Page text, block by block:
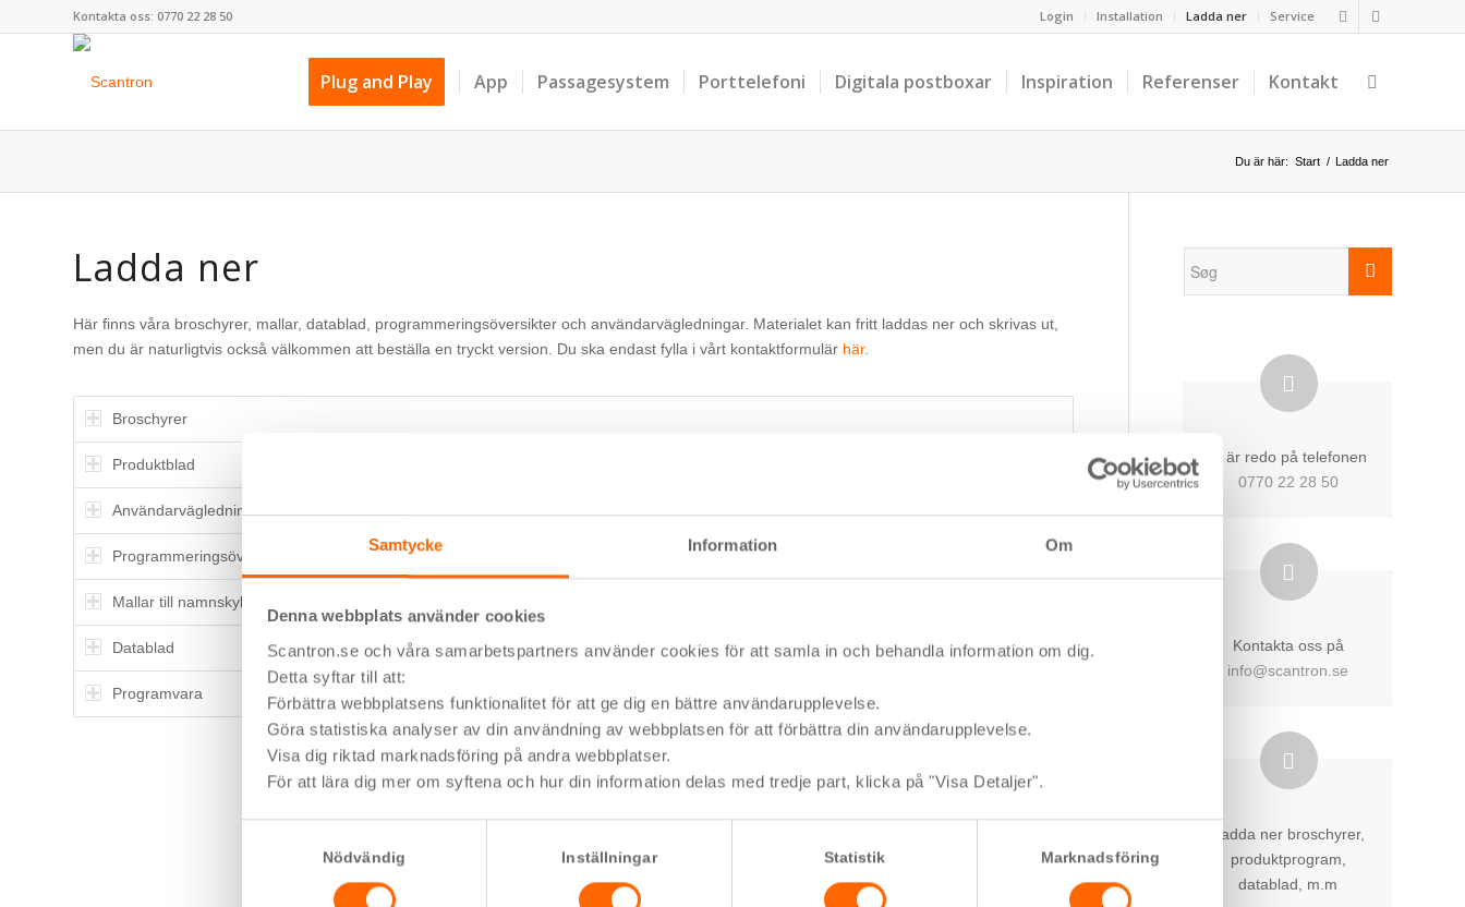
Samtycke Information Om
Denna webbplats använder cookies
Scantron.se och våra samarbetspartners använder cookies för att samla in och behandla information om dig.
Detta syftar till att:
Förbättra webbplatsens funktionalitet för att ge dig en bättre användarupplevelse.
Göra statistiska analyser av din användning av webbplatsen för att förbättra din användarupplevelse.
Visa dig riktad marknadsföring på andra webbplatser.
För att lära dig mer om syftena och hur din information delas med tredje part, klicka på "Visa Detaljer".
Nödvändig Inställningar Statistik Marknadsföring
Login Installation Ladda ner Service
Kontakta oss: 0770 22 28 50
Plug and Play App Passagesystem Porttelefoni Digitala postboxar Inspiration Referenser Kontakt
Du är här: Start / Ladda ner
Ladda ner
Här finns våra broschyrer, mallar, datablad, programmeringsöversikter och användarvägledningar. Materialet kan fritt laddas ner och skrivas ut,
men du är naturligtvis också välkommen att beställa en tryckt version. Du ska endast fylla i vårt kontaktformulär här.
Broschyrer
Produktblad
Användarvägledningar
Programmeringsöversikt
Mallar till namnskyltar
Datablad
Programvara
Vi är redo på telefonen
0770 22 28 50
Kontakta oss på
info@scantron.se
Ladda ner broschyrer,
produktprogram,
datablad, m.m